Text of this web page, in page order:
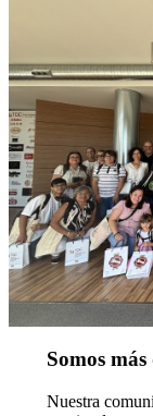
Somos más
Nuestra